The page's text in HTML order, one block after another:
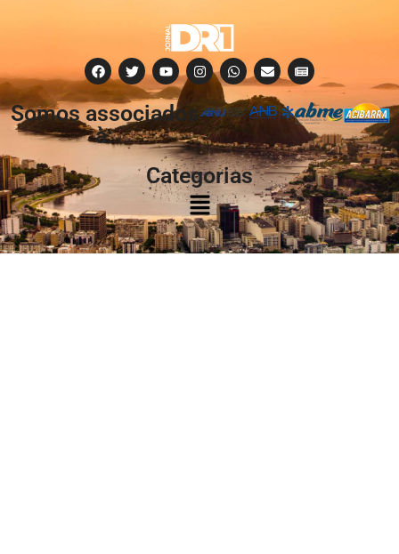
Somos associados
à:
Categorias